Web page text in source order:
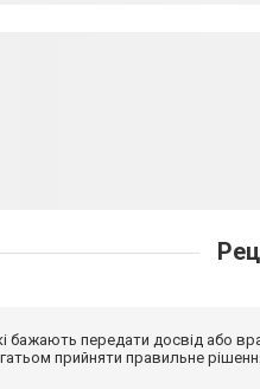
бажають передати досвід або
прийняти правильне